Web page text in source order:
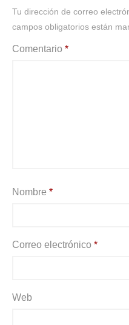
Tu dirección de correo
campos obligatorios están
Comentario *
Nombre *
Correo electrónico *
Web